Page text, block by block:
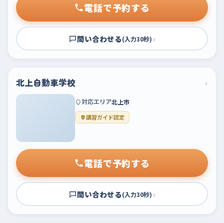
電話で予約する
問い合わせる(入力30秒) ›
北上自動車学校 ›
対応エリア北上市
講習ガイド認定
電話で予約する
問い合わせる(入力30秒) ›